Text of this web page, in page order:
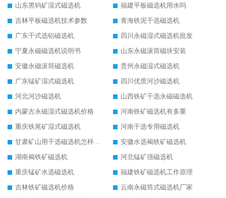
山东黑钨矿湿式磁选机
福建平板磁选机用水吗
吉林平板磁选机技术参数
青海铁泥干选磁选机
广东干式选铝磁选机
四川永磁湿式磁选机批发
宁夏永磁磁选机说明书
山东永磁滚筒磁块安装
安徽永磁滚筒磁选机
贵州永磁湿式磁选机
广东锰矿湿式磁选机
四川优质河沙磁选机
河北河沙磁选机
山西铁矿干选永磁磁选机
内蒙古永磁湿式磁选机价格
河南铁矿磁选机有多重
重庆铁尾矿湿式磁选机
河南干选专用磁选机
甘肃矿山用干选磁选机怎样调磁
安徽水选褐铁矿磁选机
湖南褐铁矿磁选机
河北锰矿强磁选机
重庆锰矿水选磁选机
福建铁矿磁选机工作原理
吉林铁矿磁选机价格
云南永磁筒式磁选机厂家